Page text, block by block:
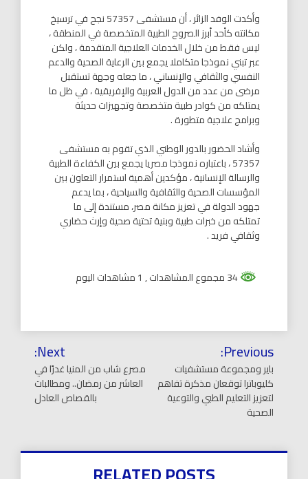
وأكدت الوفد الزائر ، أن مستشفى 57357 نجح في ترسيخ
مكانته كأحد أبرز الصروح الطبية المتخصصة في المنطقة ،
ليس فقط من خلال الخدمات العلاجية المتقدمة ، ولكن
عبر تبني نموذجا متكاملا يجمع بين الرعاية الصحية والدعم
النفسي والثقافي والإنساني ، ما جعله وجهة تستقبل
مرضى من عدد من الدول العربية والإفريقية ، في ظل ما
يمتلكه من كوادر طبية متخصصة وتجهيزات حديثة
وبرامج علاجية متطورة .
وأشاد الحضور بالدور الوطني الذي تقوم به مستشفى
57357 ، باعتباره نموذجا مصريا يجمع بين الكفاءة الطبية
والرسالة الإنسانية ، مؤكدين أهمية استمرار التعاون بين
المؤسسات الصحية والثقافية والسياحية ، بما يدعم
جهود الدولة في تعزيز مكانة مصر، مستندة إلى ما
تمتلكه من خبرات طبية وبنية تحتية صحية وإرث حضاري
وثقافي فريد .
, 1 مشاهدات اليوم
تصفّح
المقالات
Previous:
باير ومجموعة مستشفيات
كليوباترا توقعان مذكرة تفاهم
لتعزيز التعليم الطبي والتوعية
الصحية
Next:
مصرع شاب من المنيا غدرًا في
العاشر من رمضان.. ومطالبات
بالقصاص العادل